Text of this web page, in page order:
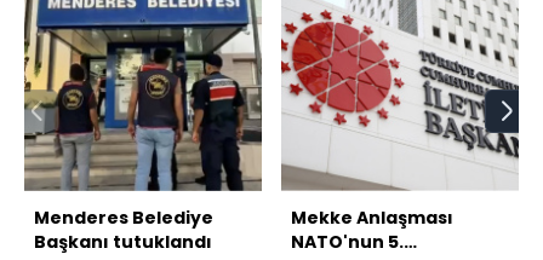
Menderes Belediye
Başkanı tutuklandı
Mekke Anlaşması
NATO'nun 5.